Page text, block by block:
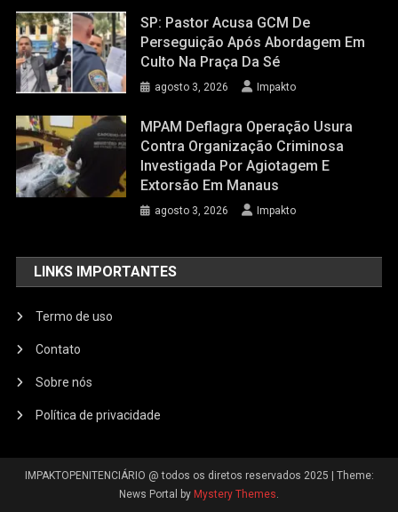
SP: Pastor Acusa GCM De
Perseguição Após Abordagem Em
Culto Na Praça Da Sé
agosto 3, 2026 Impakto
MPAM Deflagra Operação Usura
Contra Organização Criminosa
Investigada Por Agiotagem E
Extorsão Em Manaus
agosto 3, 2026 Impakto
LINKS IMPORTANTES
Termo de uso
Contato
Sobre nós
Política de privacidade
IMPAKTOPENITENCIÁRIO @ todos os diretos reservados 2025 | Theme:
News Portal by Mystery Themes